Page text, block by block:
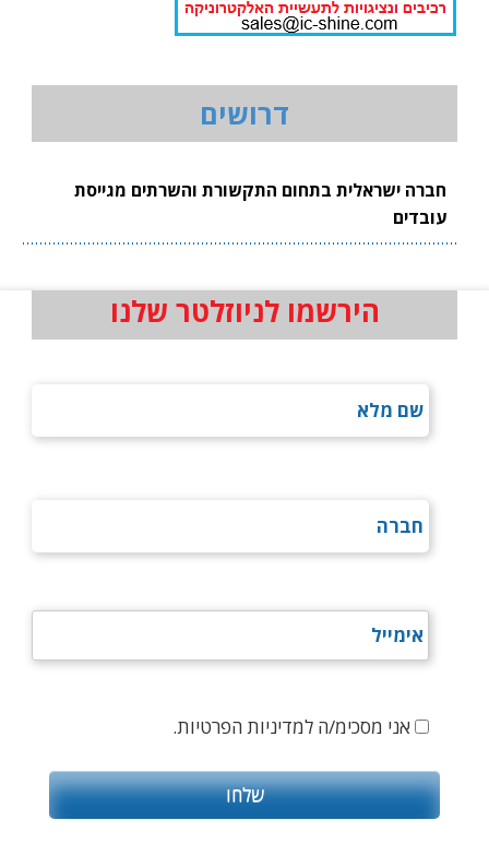
דרושים
חברה ישראלית בתחום התקשורת והשרתים מגייסת
עובדים
הירשמו לניוזלטר שלנו
אני מסכימ/ה למדיניות הפרטיות.